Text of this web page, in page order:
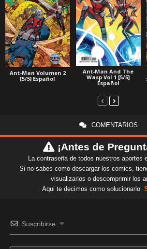
Ant-Man Volumen 2
[5/5] Español
Ant-Man And The
Wasp Vol 1 [5/5]
Español
COMENTARIOS
¡Antes de
La contraseña de todos nuestros aportes
Si no sabes como descargar los comics,
visualizarlos o descomprimir los
Aqui te decimos como solucionarlo
Suscribirse